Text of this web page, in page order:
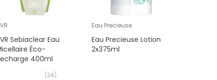
Sebiaclear Eau
Éco-
400ml
(24)
Eau Precieuse
Eau Precieuse Lotion
2x375ml